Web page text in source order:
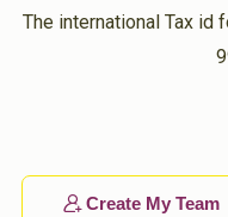
The international Tax id
Create My Team